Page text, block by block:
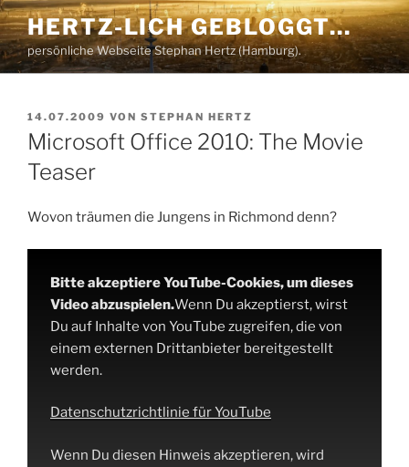
Zum
Inhalt
springen
HERTZ-LICH GEBLOGGT…
persönliche Webseite Stephan Hertz (Hamburg).
VERÖFFENTLICHT
AM
14.07.2009 VON STEPHAN HERTZ
Microsoft Office 2010: The Movie
Teaser
Wovon träumen die Jungens in Richmond denn?
Bitte akzeptiere YouTube-Cookies, um dieses
Video abzuspielen.Wenn Du akzeptierst, wirst
Du auf Inhalte von YouTube zugreifen, die von
einem externen Drittanbieter bereitgestellt
werden.
Datenschutzrichtlinie für YouTube
Wenn Du diesen Hinweis akzeptieren, wird